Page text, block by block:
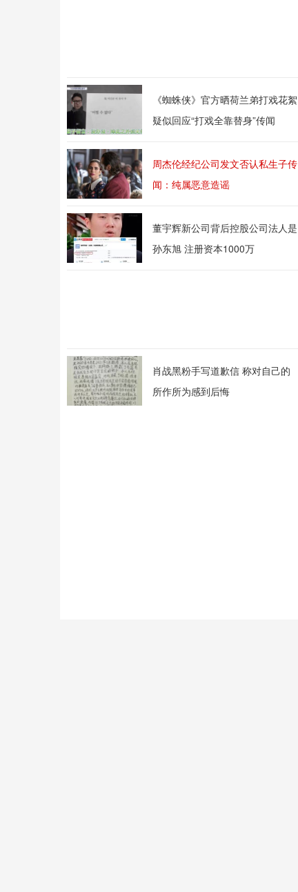
《蜘蛛侠》官方晒荷兰弟打戏花絮
疑似回应“打戏全靠替身”传闻
周杰伦经纪公司发文否认私生子传
闻：纯属恶意造谣
董宇辉新公司背后控股公司法人是
孙东旭 注册资本1000万
肖战黑粉手写道歉信 称对自己的
所作所为感到后悔